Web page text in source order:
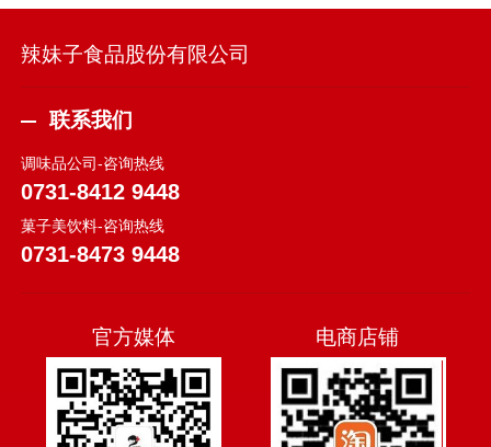
辣妹子食品股份有限公司
联系我们
调味品公司-咨询热线
0731-8412 9448
菓子美饮料-咨询热线
0731-8473 9448
官方媒体 电商店铺